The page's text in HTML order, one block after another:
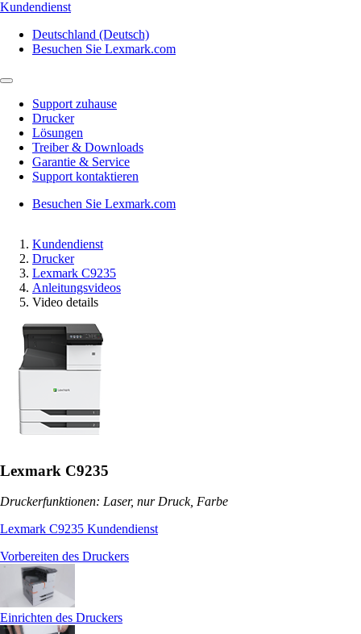
Kundendienst
Deutschland (Deutsch)
Besuchen Sie Lexmark.com
Support zuhause
Drucker
Lösungen
Treiber & Downloads
Garantie & Service
Support kontaktieren
Besuchen Sie Lexmark.com
Kundendienst
Drucker
Lexmark C9235
Anleitungsvideos
Video details
Lexmark C9235
Druckerfunktionen: Laser, nur Druck, Farbe
Lexmark C9235 Kundendienst
Vorbereiten des Druckers
Einrichten des Druckers